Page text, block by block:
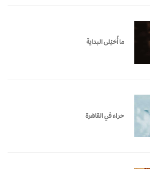
ما أُحَيْلى البداية
حراء في القاهرة